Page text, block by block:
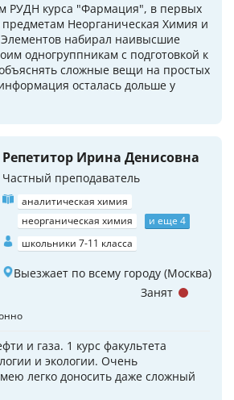
РУДН курса "Фармация", в первых
предметам Неорганическая Химия и
набирал наивысшие
одногруппникам с подготовкой к
сложные вещи на простых
осталась дольше у
Репетитор Ирина Денисовна
Частный преподаватель
аналитическая химия
неорганическая химия
и еще 4
школьники 7-11 класса
Выезжает по всему городу (Москва)
и газа. 1 курс факультета
и экологии. Очень
легко доносить даже сложный
Занят